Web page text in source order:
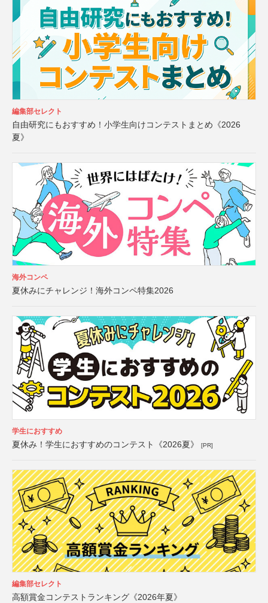
編集部セレクト
自由研究にもおすすめ！小学生向けコンテストまとめ《2026
夏》
海外コンペ
夏休みにチャレンジ！海外コンペ特集2026
学生におすすめ
夏休み！学生におすすめのコンテスト《2026夏》 [PR]
編集部セレクト
高額賞金コンテストランキング《2026年夏》